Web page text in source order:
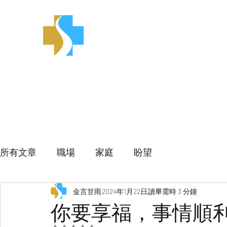
所有文章 職場 家庭 盼望
你要享福，事情順利
金言甘雨2024年1月22日讀畢需時 3 分鐘